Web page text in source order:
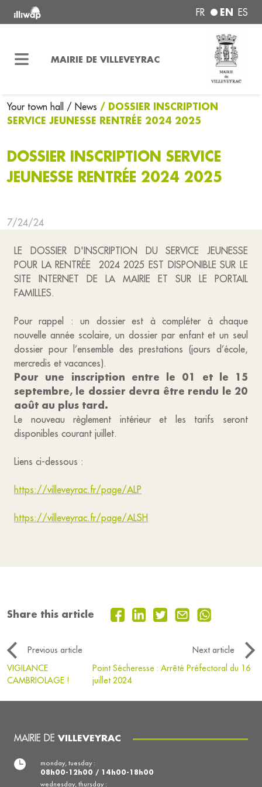
FR EN ES
MAIRIE DE VILLEVEYRAC
Your town hall / News / DOSSIER INSCRIPTION
SERVICE JEUNESSE RENTRÉE 2024 2025
DOSSIER INSCRIPTION SERVICE
JEUNESSE RENTRÉE 2024 2025
7/24/24
LE DOSSIER D'INSCRIPTION DU SERVICE JEUNESSE
POUR LA RENTRÉE 2024 2025 EST DISPONIBLE SUR LE
SITE INTERNET DE LA MAIRIE ET SUR LE PORTAIL
FAMILLES.
Pour rappel : un dossier est à compléter à chaque
nouvelle année scolaire, un dossier par enfant et un seul
dossier pour l’ensemble des prestations (jours d’école,
mercredis et vacances).
Pour une inscription entre le 01 et le 15
septembre, le dossier devra être rendu le 20
août au plus tard.
Le nouveau règlement intérieur et les tarifs seront
disponibles courant juillet.
Liens ci-dessous :
https://villeveyrac.fr/page/ALP
https://villeveyrac.fr/page/ALSH
Share this article
Previous article
Next article
VIGILANCE
CAMBRIOLAGE !
Point Sécheresse : Arrêté Préfectoral du 16
juillet 2024
MAIRIE DE VILLEVEYRAC
monday, tuesday :
08h00-12h00 / 14h00-18h00
wednesday, thursday :